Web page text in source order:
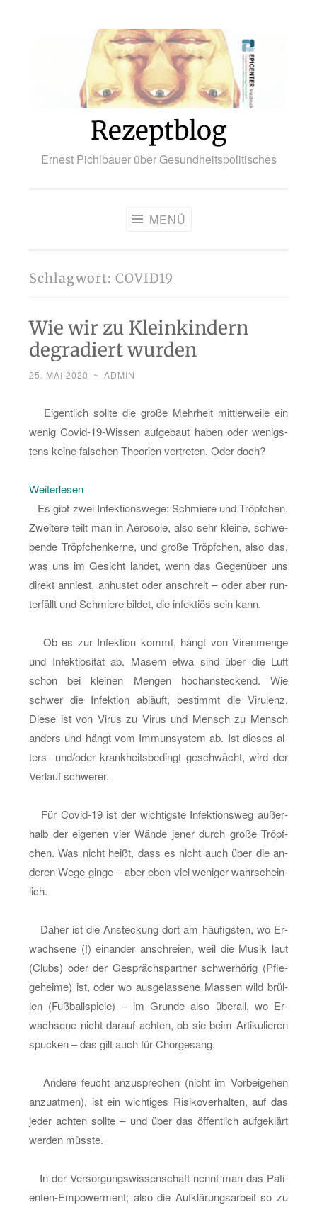
Rezeptblog
Ernest Pichlbauer über Gesundheitspolitisches
MENÜ
Schlagwort: COVID19
Wie wir zu Kleinkindern
degradiert wurden
25. MAI 2020 ~ ADMIN
Ei­gent­lich soll­te die große Mehr­heit mitt­ler­wei­le ein
wenig Co­vid-19-Wis­sen auf­ge­baut haben oder we­nigs­
tens keine fal­schen Theo­ri­en ver­tre­ten. Oder doch?
Wei­ter­le­sen:
Wie
wir
zu
Klein­
kin­
dern
gra­
diert
wur­
den
Es gibt zwei In­fek­ti­ons­we­ge: Schmie­re und Tröpf­chen.
Zwei­te­re teilt man in Ae­ro­so­le, also sehr klei­ne, schwe­
ben­de Tröpf­chen­ker­ne, und große Tröpf­chen, also das,
was uns im Ge­sicht lan­det, wenn das Ge­gen­über uns
di­rekt an­niest, an­hus­tet oder an­schreit – oder aber run­
ter­fällt und Schmie­re bil­det, die in­fek­ti­ös sein kann.
Ob es zur In­fek­ti­on kommt, hängt von Vi­ren­men­ge
und In­fek­tio­si­tät ab. Ma­sern etwa sind über die Luft
schon bei klei­nen Men­gen hoch­an­ste­ckend. Wie
schwer die In­fek­ti­on ab­läuft, be­stimmt die Vi­ru­lenz.
Diese ist von Virus zu Virus und Mensch zu Mensch
an­ders und hängt vom Im­mun­sys­tem ab. Ist die­ses al­
ters- und/oder krank­heits­be­dingt ge­schwächt, wird der
Ver­lauf schwe­rer.
Für Co­vid-19 ist der wich­tigs­te In­fek­ti­ons­weg au­ßer­
halb der ei­ge­nen vier Wände jener durch große Tröpf­
chen. Was nicht heißt, dass es nicht auch über die an­
de­ren Wege ginge – aber eben viel we­ni­ger wahr­schein­
lich.
Daher ist die An­ste­ckung dort am häu­figs­ten, wo Er­
wach­se­ne (!) ein­an­der an­schrei­en, weil die Musik laut
(Clubs) oder der Ge­sprächs­part­ner schwer­hö­rig (Pfle­
ge­hei­me) ist, oder wo aus­ge­las­se­ne Mas­sen wild brül­
len (Fuß­ball­spie­le) – im Grun­de also über­all, wo Er­
wach­se­ne nicht dar­auf ach­ten, ob sie beim Ar­ti­ku­lie­ren
spu­cken – das gilt auch für Chor­ge­sang.
An­de­re feucht an­zu­spre­chen (nicht im Vor­bei­ge­hen
an­zu­at­men), ist ein wich­ti­ges Ri­si­ko­ver­hal­ten, auf das
jeder ach­ten soll­te – und über das öf­fent­lich auf­ge­klärt
wer­den müss­te.
In der Ver­sor­gungs­wis­sen­schaft nennt man das Pa­ti­
en­ten-Em­power­ment; also die Auf­klä­rungs­ar­beit so zu